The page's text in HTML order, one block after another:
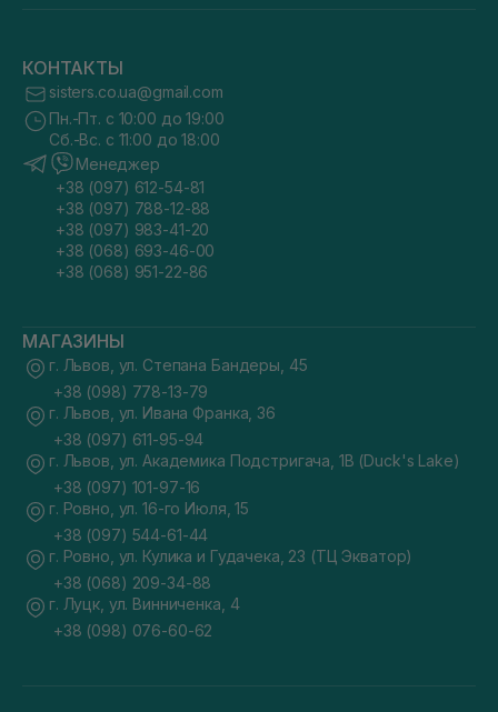
КОНТАКТЫ
sisters.co.ua@gmail.com
Пн.-Пт. с 10:00 до 19:00
Сб.-Вс. с 11:00 до 18:00
Менеджер
+38 (097) 612-54-81
+38 (097) 788-12-88
+38 (097) 983-41-20
+38 (068) 693-46-00
+38 (068) 951-22-86
МАГАЗИНЫ
г. Львов, ул. Степана Бандеры, 45
+38 (098) 778-13-79
г. Львов, ул. Ивана Франка, 36
+38 (097) 611-95-94
г. Львов, ул. Академика Подстригача, 1В (Duck's Lake)
+38 (097) 101-97-16
г. Ровно, ул. 16-го Июля, 15
+38 (097) 544-61-44
г. Ровно, ул. Кулика и Гудачека, 23 (ТЦ Экватор)
+38 (068) 209-34-88
г. Луцк, ул. Винниченка, 4
+38 (098) 076-60-62